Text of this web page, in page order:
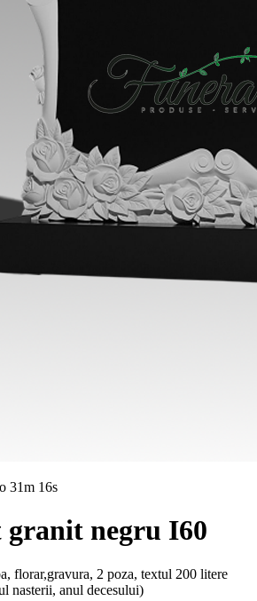
31m 14s
negru I60
florar,gravura, 2 poza, textul 200 litere
nasterii, anul decesului)